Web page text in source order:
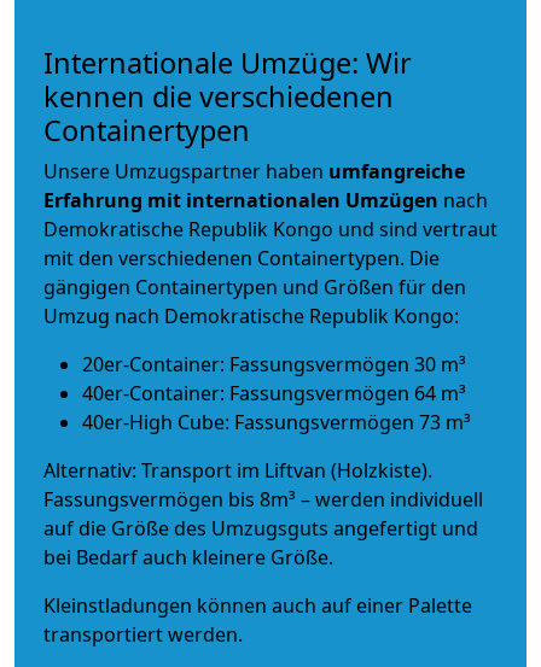
Internationale Umzüge: Wir
kennen die verschiedenen
Containertypen
Unsere Umzugspartner haben umfangreiche
Erfahrung mit internationalen Umzügen nach
Demokratische Republik Kongo und sind vertraut
mit den verschiedenen Containertypen. Die
gängigen Containertypen und Größen für den
Umzug nach Demokratische Republik Kongo:
20er-Container: Fassungsvermögen 30 m³
40er-Container: Fassungsvermögen 64 m³
40er-High Cube: Fassungsvermögen 73 m³
Alternativ: Transport im Liftvan (Holzkiste).
Fassungsvermögen bis 8m³ – werden individuell
auf die Größe des Umzugsguts angefertigt und
bei Bedarf auch kleinere Größe.
Kleinstladungen können auch auf einer Palette
transportiert werden.